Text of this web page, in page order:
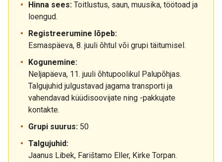
Hinna sees: Toitlustus, saun, muusika, töötoad ja
loengud.
Registreerumine lõpeb:
Esmaspäeva, 8. juuli õhtul või grupi täitumisel.
Kogunemine:
Neljapäeva, 11. juuli õhtupoolikul Palupõhjas.
Talgujuhid julgustavad jagama transporti ja
vahendavad küüdisoovijate ning -pakkujate
kontakte.
Grupi suurus: 50
Talgujuhid:
Jaanus Libek, Farištamo Eller, Kirke Torpan.